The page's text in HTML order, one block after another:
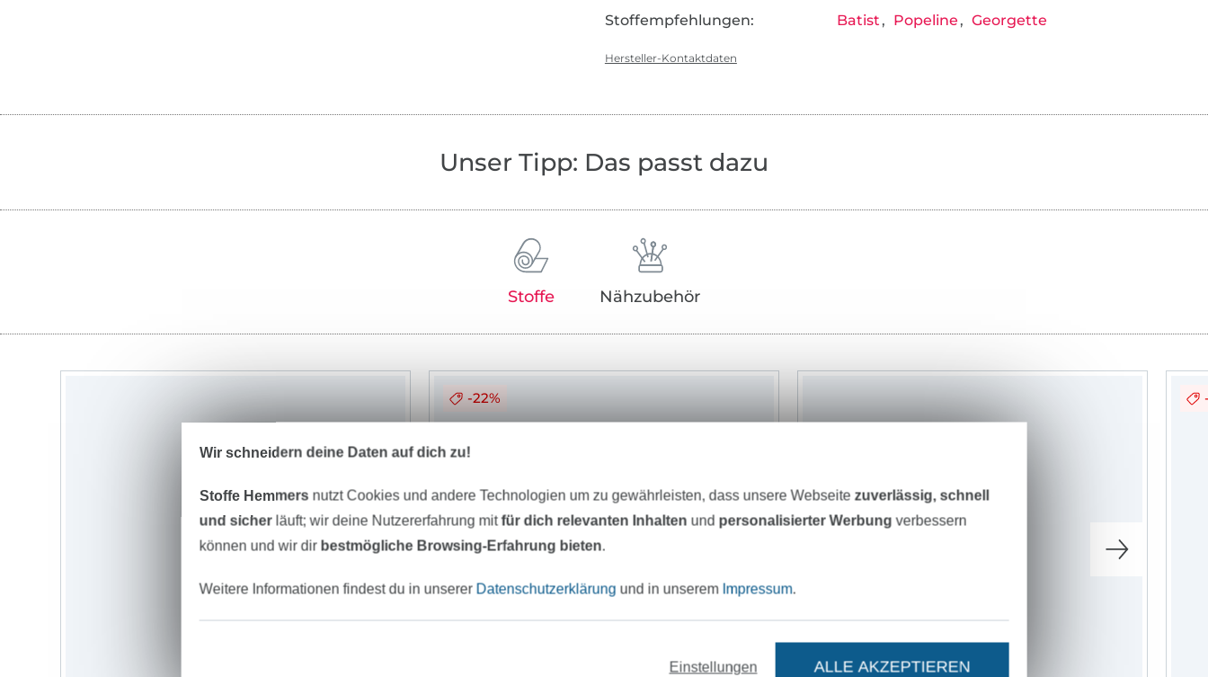
Stoffempfehlungen:
Batist Popeline Georgette
Hersteller-Kontaktdaten
Unser Tipp: Das passt dazu
Stoffe Nähzubehör
-22%
Wir schneidern deine Daten auf dich zu!
Stoffe Hemmers nutzt Cookies und andere Technologien um zu gewährleisten, dass unsere Webseite zuverlässig, schnell
und sicherläuft; wir deine Nutzererfahrung mitfür dich relevanten Inhalten und personalisierter Werbung verbessern
können und wir dir bestmögliche Browsing-Erfahrung bieten.
Weitere Informationen findest du in unserer Datenschutzerklärung und in unserem Impressum.
Einstellungen ALLE AKZEPTIEREN